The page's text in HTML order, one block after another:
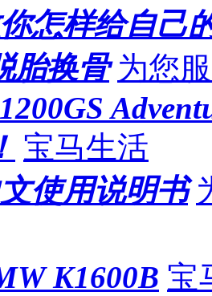
怎样给自己
胎换骨 为您
宝马生活
使用说明书
K1600B 宝